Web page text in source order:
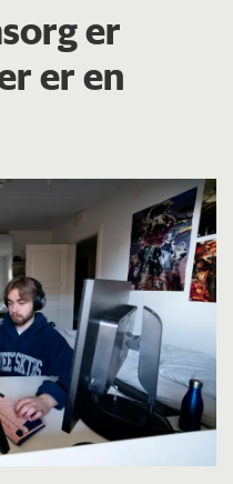
er
er en